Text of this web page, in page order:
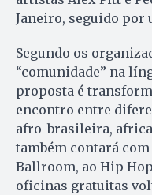
Janeiro, seguido por
Segundo os
“comunidade” na
proposta é
encontro entre
afro-brasileira,
também contará
Ballroom, ao Hip
oficinas gratuitas